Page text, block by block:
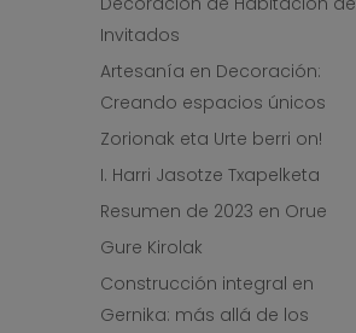
Invitados
Artesanía en Decoración:
Creando espacios únicos
Zorionak eta Urte berri on!
I. Harri Jasotze Txapelketa
Resumen de 2023 en Orue
Gure Kirolak
Construcción integral en
Gernika: más allá de los